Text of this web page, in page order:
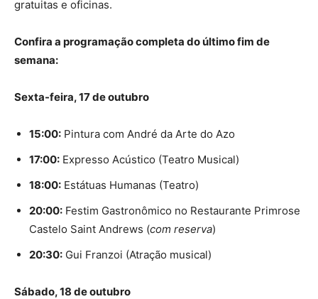
gratuitas e oficinas.
Confira a programação completa do último fim de
semana:
Sexta-feira, 17 de outubro
15:00: Pintura com André da Arte do Azo
17:00: Expresso Acústico (Teatro Musical)
18:00: Estátuas Humanas (Teatro)
20:00: Festim Gastronômico no Restaurante Primrose
Castelo Saint Andrews (com reserva)
20:30: Gui Franzoi (Atração musical)
Sábado, 18 de outubro